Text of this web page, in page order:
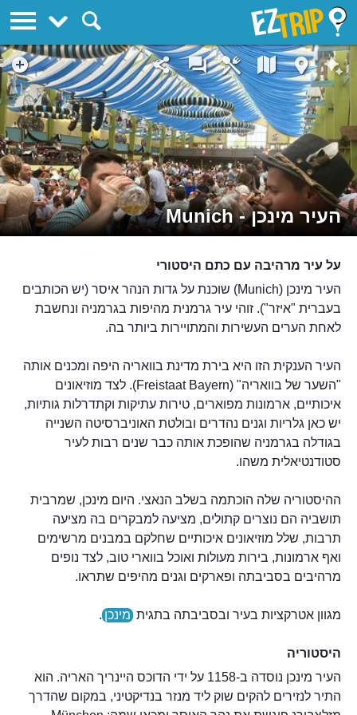
העיר מינכן - Munich
על עיר מרהיבה עם כתם היסטורי
העיר מינכן (Munich) שוכנת על גדות הנהר איסר (יש הכותבים
בעברית "איזר"). זוהי עיר גרמנית מהיפות בגרמניה ונחשבת
לאחת הערים העשירות והמתויירות ביותר בה.
העיר הענקית הזו היא בירת מדינת בוואריה היפה ומכנים אותה
"השער של בוואריה" (Freistaat Bayern). לצד מוזיאונים
איכותיים, ארמונות מפוארים, טירות עתיקות וקתדרלות גותיות,
יש כאן גלריות וגנים נהדרים ובולטת האוניברסיטה השנייה
בגודלה בגרמניה שהופכת אותה כבר שנים רבות לעיר
סטודנטיאלית משהו.
ההיסטוריה שלה הוכתמה בשלב הנאצי. היום מינכן, שמרבית
תושביה הם נוצרים קתולים, מציעה למבקרים בה מציעה
תרבות, שלל מוזיאונים איכותיים שחלקם במבנים מרשימים
ואף ארמונות, בירות מעולות ואוכל בווארי טוב, לצד נופים
מרהיבים בסביבתה ופארקים וגנים מהיפים שתראו.
מגוון אטרקציות בעיר ובסביבתה בתגית מינכן .
היסטוריה
העיר מינכן נוסדה ב-1158 על ידי הדוכס היינריך האריה. הוא
התיר לנזירים להקים שוק ליד מנזר בנדיקטיני, במקום שהדרך
EZTrip